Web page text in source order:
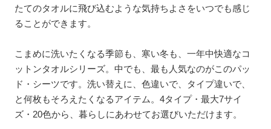
たてのタオルに飛び込むような気持ちよさをいつでも感じ
ることができます。
こまめに洗いたくなる季節も、寒い冬も、一年中快適なコ
ットンタオルシリーズ。中でも、最も人気なのがこのパッ
ド・シーツです。洗い替えに、色違いで、タイプ違いで、
と何枚もそろえたくなるアイテム。4タイプ・最大7サイ
ズ・20色から、暮らしにあわせてお選びいただけます。